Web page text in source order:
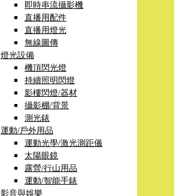
即時串流攝影機
直播用配件
直播用燈光
無線圖傳
燈光設備
機頂閃光燈
持續照明閃燈
影樓閃燈/器材
攝影棚/背景
測光錶
運動/戶外用品
運動光學/激光測距儀
太陽眼鏡
露營/行山用品
運動/智能手錶
影音與娛樂